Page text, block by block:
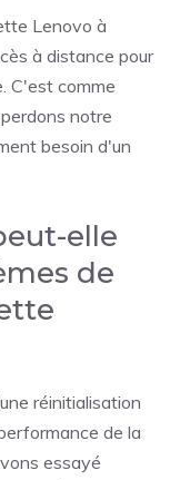
Lenovo à
à distance pour
C'est comme
notre
besoin d'un
elle
de
réinitialisation
de la
essayé